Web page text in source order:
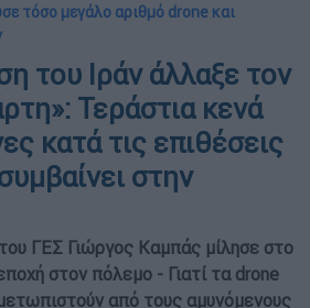
τόσο μεγάλο αριθμό drone και
του Ιράν άλλαξε τον
Τεράστια κενά
κατά τις επιθέσεις
στην
ΓΕΣ Γιώργος Καμπάς μίλησε στο
στον πόλεμο - Γιατί τα drone
από τους αμυνόμενους